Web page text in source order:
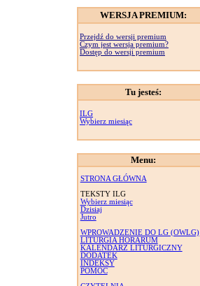
WERSJA PREMIUM:
Przejdź do wersji premium
Czym jest wersja premium?
Dostęp do wersji premium
Tu jesteś:
ILG
Wybierz miesiąc
Menu:
STRONA GŁÓWNA
TEKSTY ILG
Wybierz miesiąc
Dzisiaj
Jutro
WPROWADZENIE DO LG (OWLG)
LITURGIA HORARUM
KALENDARZ LITURGICZNY
DODATEK
INDEKSY
POMOC